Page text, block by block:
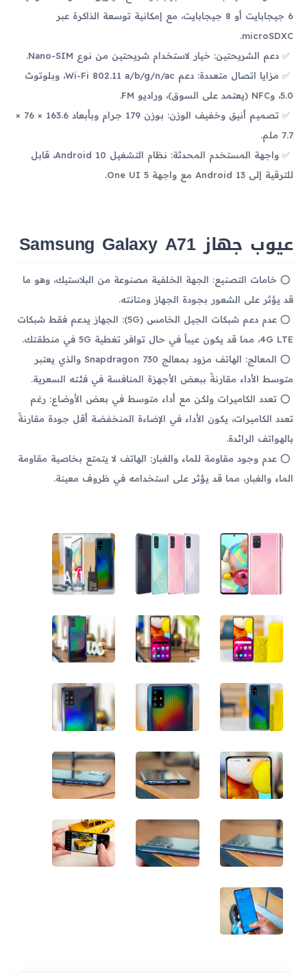
6 جيجابايت أو 8 جيجابايت، مع إمكانية توسعة الذاكرة عبر
microSDXC.
دعم الشريحتين: خيار لاستخدام شريحتين من نوع Nano-SIM.
مزايا اتصال متعددة: دعم Wi-Fi 802.11 a/b/g/n/ac، وبلوتوث
5.0، وNFC (يعتمد على السوق)، وراديو FM.
تصميم أنيق وخفيف الوزن: بوزن 179 جرام وبأبعاد 163.6 × 76 ×
7.7 ملم.
واجهة المستخدم المحدثة: نظام التشغيل Android 10، قابل
للترقية إلى Android 13 مع واجهة One UI 5.
عيوب جهاز Samsung Galaxy A71
خامات التصنيع: الجهة الخلفية مصنوعة من البلاستيك، وهو ما
قد يؤثر على الشعور بجودة الجهاز ومتانته.
عدم دعم شبكات الجيل الخامس (5G): الجهاز يدعم فقط شبكات
4G LTE، مما قد يكون عيباً في حال توافر تغطية 5G في منطقتك.
المعالج: الهاتف مزود بمعالج Snapdragon 730 والذي يعتبر
متوسط الأداء مقارنةً ببعض الأجهزة المنافسة في فئته السعرية.
تعدد الكاميرات ولكن مع أداء متوسط في بعض الأوضاع: رغم
تعدد الكاميرات، يكون الأداء في الإضاءة المنخفضة أقل جودة مقارنةً
بالهواتف الرائدة.
عدم وجود مقاومة للماء والغبار: الهاتف لا يتمتع بخاصية مقاومة
الماء والغبار، مما قد يؤثر على استخدامه في ظروف معينة.